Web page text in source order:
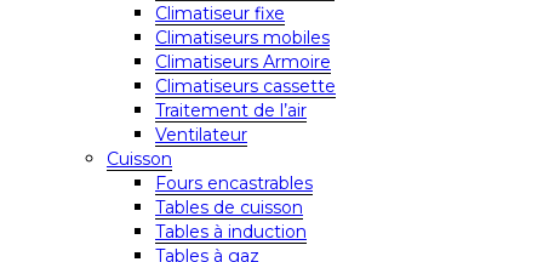
Climatiseur fixe
Climatiseurs mobiles
Climatiseurs Armoire
Climatiseurs cassette
Traitement de l’air
Ventilateur
Cuisson
Fours encastrables
Tables de cuisson
Tables à induction
Tables à gaz